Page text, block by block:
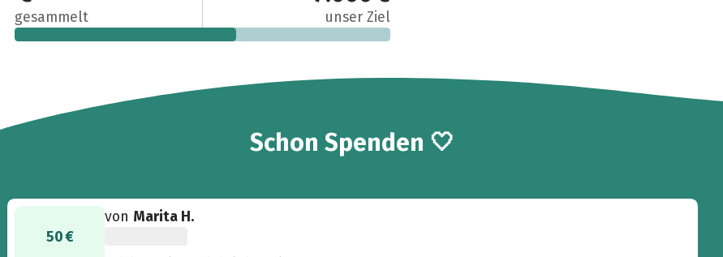
gesammelt unser Ziel
Schon48
Spenden 🤍
50 €
von Marita H.